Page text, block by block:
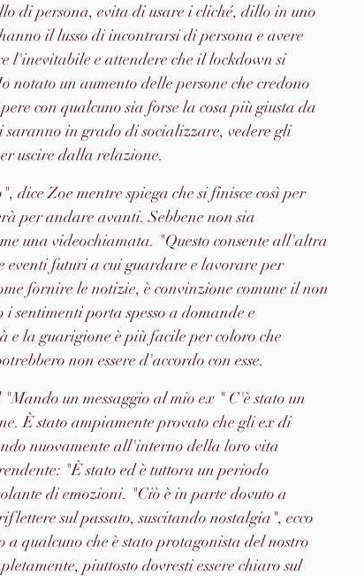
di persona, evita di usare i cliché, dillo in uno
il lusso di incontrarsi di persona e avere
l'inevitabile e attendere che il lockdown si
notato un aumento delle persone che credono
con qualcuno sia forse la cosa più giusta da
in grado di socializzare, vedere gli
uscire dalla relazione.
per andare avanti. Sebbene non sia
una videochiamata. "Questo consente all'altra
futuri a cui guardare e lavorare per
fornire le notizie, è convinzione comune il non
sentimenti porta spesso a domande e
e la guarigione è più facile per coloro che
non essere d'accordo con esse.
È stato ampiamente provato che gli ex di
nuovamente all'interno della loro vita
"È stato ed è tuttora un periodo
di emozioni. "Ciò è in parte dovuto a
sul passato, suscitando nostalgia", ecco
qualcuno che è stato protagonista del nostro
piuttosto dovresti essere chiaro sul